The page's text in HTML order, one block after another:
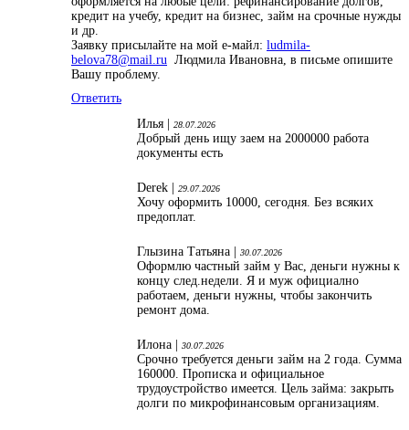
кредит на учебу, кредит на бизнес, займ на срочные нужды
и др.
Заявку присылайте на мой е-майл: ludmila-
belova78@mail.ru Людмила Ивановна, в письме опишите
Вашу проблему.
Ответить
Илья |
28.07.2026
Добрый день ищу заем на 2000000 работа
документы есть
Derek | 29.07.2026
Хочу оформить 10000, сегодня. Без всяких
предоплат.
Глызина Татьяна | 30.07.2026
Оформлю частный займ у Вас, деньги нужны к
концу след.недели. Я и муж официално
работаем, деньги нужны, чтобы закончить
ремонт дома.
Илона | 30.07.2026
Срочно требуется деньги займ на 2 года. Сумма
160000. Прописка и официальное
трудоустройство имеется. Цель займа: закрыть
долги по микрофинансовым организациям.